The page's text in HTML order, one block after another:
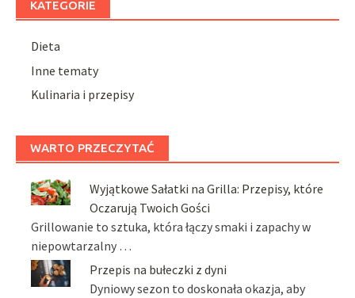
KATEGORIE
Dieta
Inne tematy
Kulinaria i przepisy
WARTO PRZECZYTAĆ
Wyjątkowe Sałatki na Grilla: Przepisy, które
Oczarują Twoich Gości
Grillowanie to sztuka, która łączy smaki i zapachy w
niepowtarzalny …
Przepis na bułeczki z dyni
Dyniowy sezon to doskonała okazja, aby